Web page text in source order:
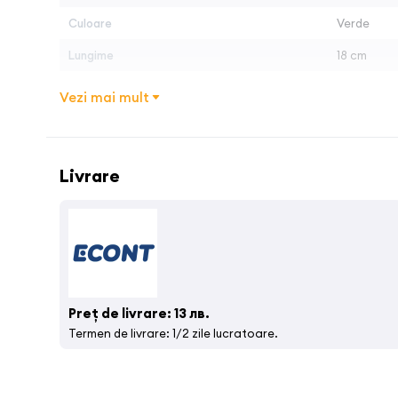
Culoare Verde
Lungime 18 cm
Vezi mai mult
Livrare
Preț de livrare: 13 лв.
Termen de livrare: 1/2 zile lucratoare.